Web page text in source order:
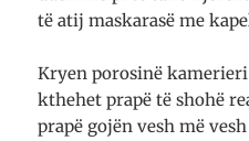
të atij maskarasë me
Kryen porosinë
kthehet prapë të shohë
prapë gojën vesh më